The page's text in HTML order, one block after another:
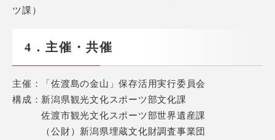
ツ課）
4．主催・共催
主催：「佐渡島の金山」保存活用実行委員会
構成：新潟県観光文化スポーツ部文化課
佐渡市観光文化スポーツ部世界遺産課
（公財）新潟県埋蔵文化財調査事業団